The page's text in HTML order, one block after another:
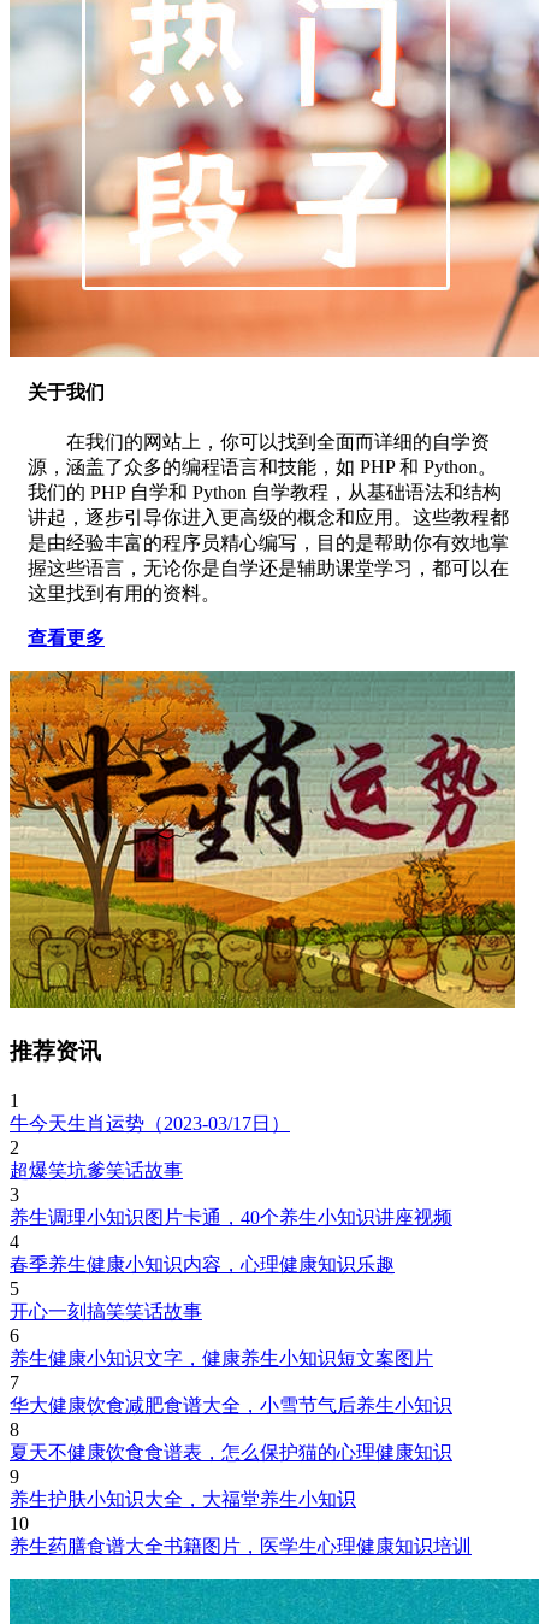
关于我们
在我们的网站上，你可以找到全面而详细的自学资
源，涵盖了众多的编程语言和技能，如 PHP 和 Python。
我们的 PHP 自学和 Python 自学教程，从基础语法和结构
讲起，逐步引导你进入更高级的概念和应用。这些教程都
是由经验丰富的程序员精心编写，目的是帮助你有效地掌
握这些语言，无论你是自学还是辅助课堂学习，都可以在
这里找到有用的资料。
查看更多
推荐资讯
1
牛今天生肖运势（2023-03/17日）
2
超爆笑坑爹笑话故事
3
养生调理小知识图片卡通，40个养生小知识讲座视频
4
春季养生健康小知识内容，心理健康知识乐趣
5
开心一刻搞笑笑话故事
6
养生健康小知识文字，健康养生小知识短文案图片
7
华大健康饮食减肥食谱大全，小雪节气后养生小知识
8
夏天不健康饮食食谱表，怎么保护猫的心理健康知识
9
养生护肤小知识大全，大福堂养生小知识
10
养生药膳食谱大全书籍图片，医学生心理健康知识培训